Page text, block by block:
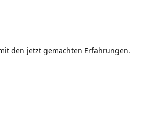
den jetzt gemachten Erfahrungen.